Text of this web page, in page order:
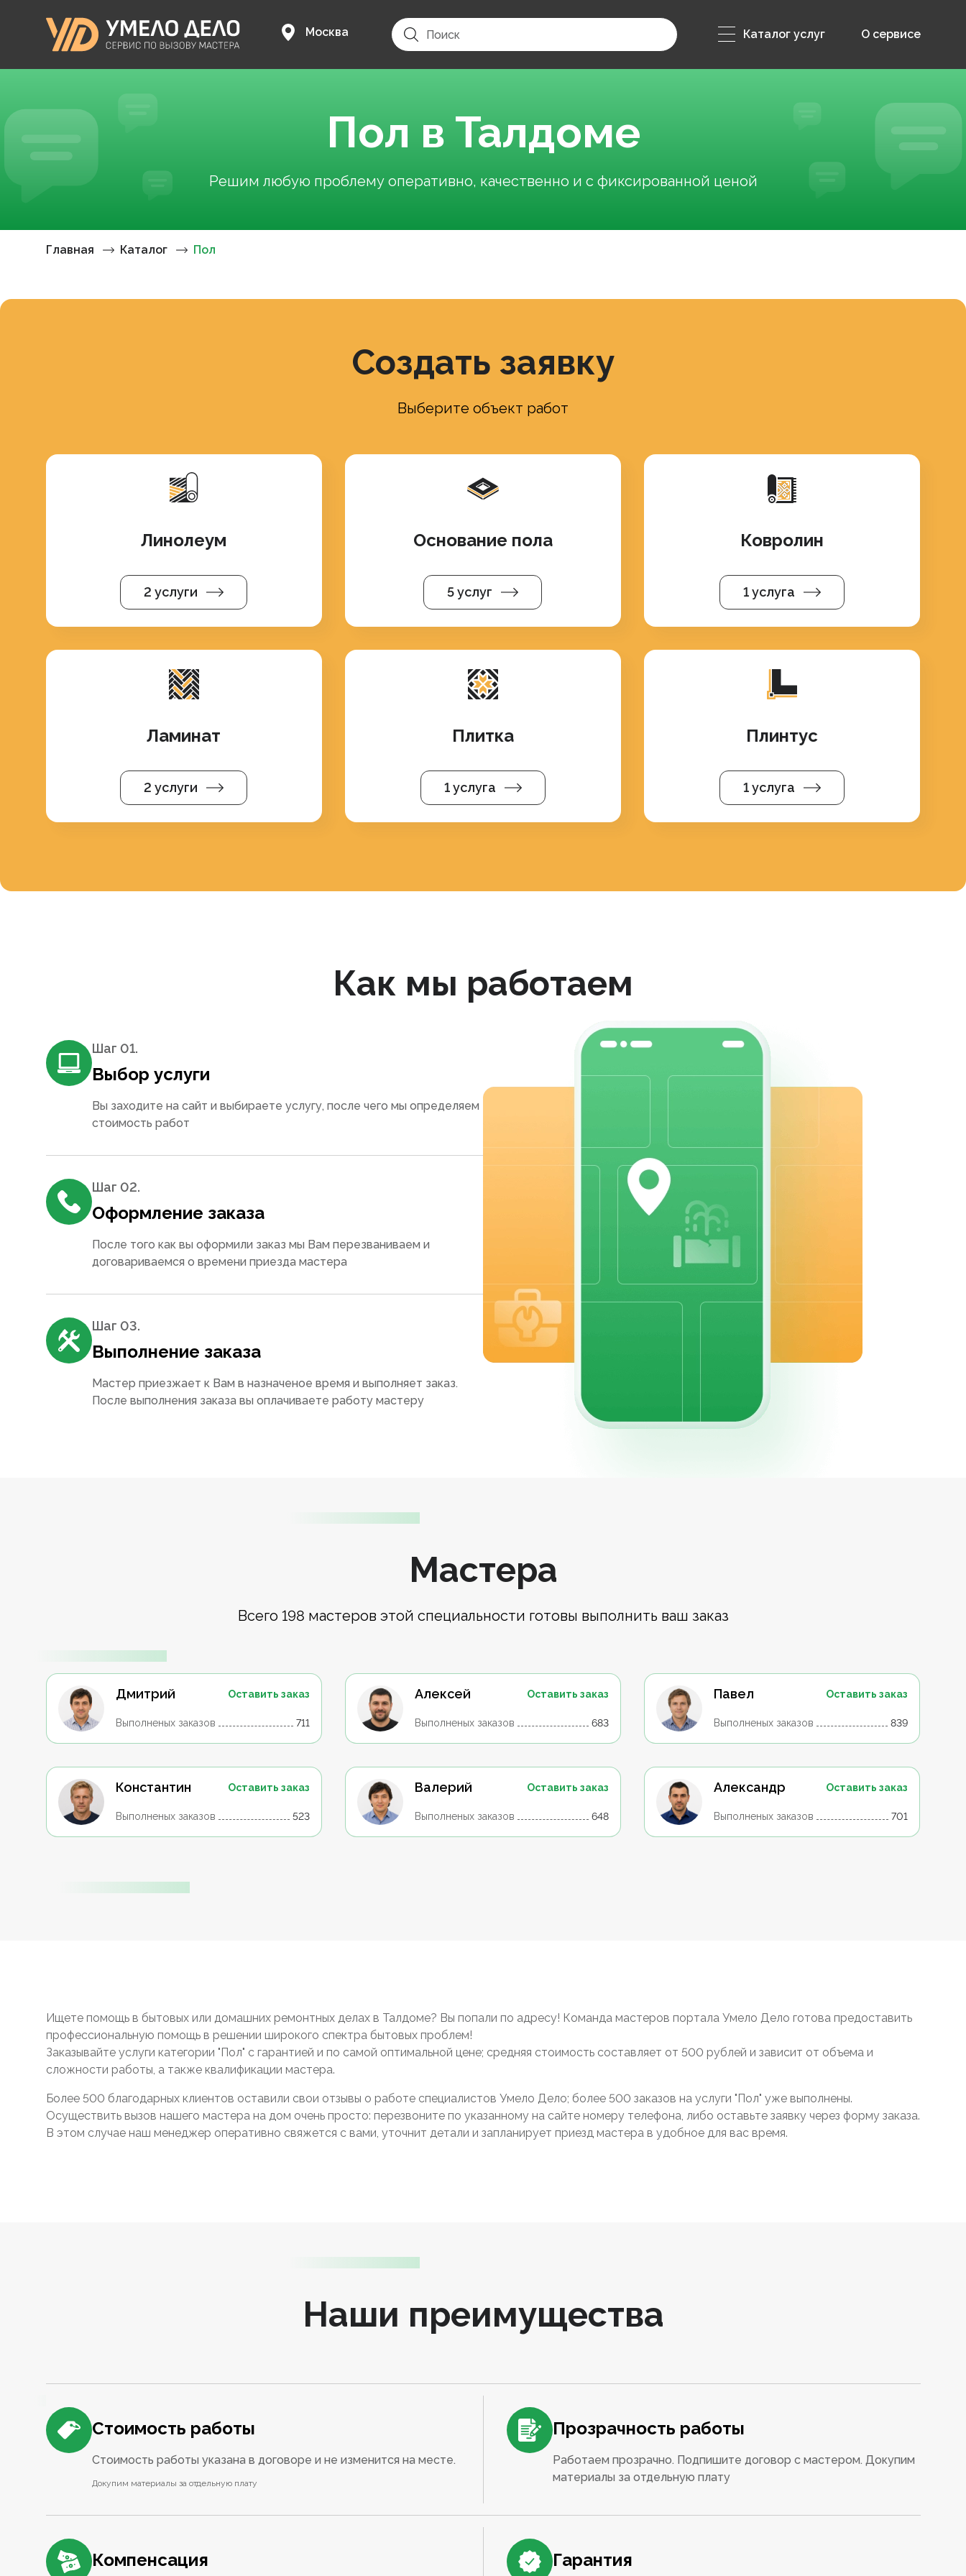
Москва Каталог услуг О сервисе
Пол в Талдоме
Решим любую проблему оперативно, качественно и с фиксированной ценой
Главная Каталог Пол
Создать заявку
Выберите объект работ
Линолеум
2 услуги
Основание пола
5 услуг
Ковролин
1 услуга
Ламинат
2 услуги
Плитка
1 услуга
Плинтус
1 услуга
Как мы работаем
Шаг 01.
Выбор услуги
Вы заходите на сайт и выбираете услугу, после чего мы определяем
стоимость работ
Шаг 02.
Оформление заказа
После того как вы оформили заказ мы Вам перезваниваем и
договариваемся о времени приезда мастера
Шаг 03.
Выполнение заказа
Мастер приезжает к Вам в назначеное время и выполняет заказ.
После выполнения заказа вы оплачиваете работу мастеру
Мастера
Всего 198 мастеров этой специальности готовы выполнить ваш заказ
Дмитрий Оставить заказ
Выполненых заказов 711
Алексей Оставить заказ
Выполненых заказов 683
Павел Оставить заказ
Выполненых заказов 839
Константин Оставить заказ
Выполненых заказов 523
Валерий Оставить заказ
Выполненых заказов 648
Александр Оставить заказ
Выполненых заказов 701
Ищете помощь в бытовых или домашних ремонтных делах в Талдоме? Вы попали по адресу! Команда мастеров портала Умело Дело готова предоставить
профессиональную помощь в решении широкого спектра бытовых проблем!
Заказывайте услуги категории "Пол" с гарантией и по самой оптимальной цене; средняя стоимость составляет от 500 рублей и зависит от объема и
сложности работы, а также квалификации мастера.
Более 500 благодарных клиентов оставили свои отзывы о работе специалистов Умело Дело; более 500 заказов на услуги "Пол" уже выполнены.
Осуществить вызов нашего мастера на дом очень просто: перезвоните по указанному на сайте номеру телефона, либо оставьте заявку через форму заказа.
В этом случае наш менеджер оперативно свяжется с вами, уточнит детали и запланирует приезд мастера в удобное для вас время.
Наши преимущества
Стоимость работы
Стоимость работы указана в договоре и не изменится на месте.
Докупим материалы за отдельную плату
Прозрачность работы
Работаем прозрачно. Подпишите договор с мастером. Докупим
материалы за отдельную плату
Компенсация Гарантия